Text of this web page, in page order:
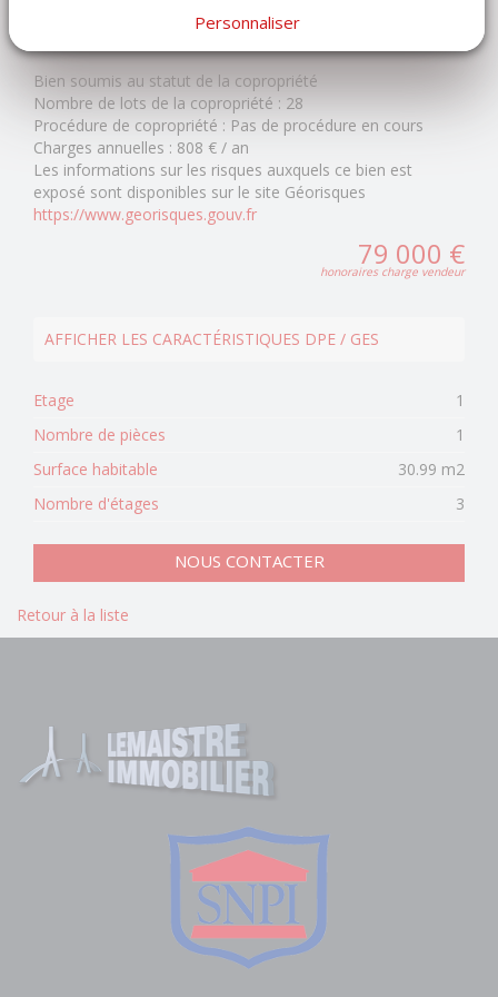
Charges annuelles : 808 euros.
Bien soumis au statut de la copropriété
Nombre de lots de la copropriété : 28
Procédure de copropriété : Pas de procédure en cours
Charges annuelles : 808 € / an
Les informations sur les risques auxquels ce bien est
exposé sont disponibles sur le site Géorisques
https://www.georisques.gouv.fr
79 000 €
honoraires charge vendeur
AFFICHER LES CARACTÉRISTIQUES DPE / GES
Etage
1
Nombre de pièces
1
Surface habitable
30.99 m2
Nombre d'étages
3
NOUS CONTACTER
Retour à la liste
Personnaliser